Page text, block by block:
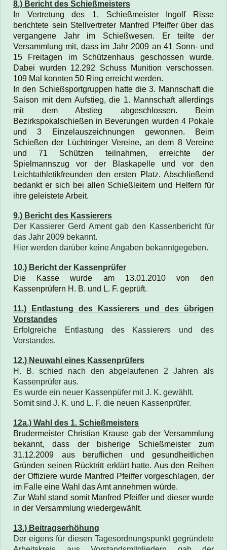
8.) Bericht des Schießmeisters
In Vertretung des 1. Schießmeister Ingolf Risse
berichtete sein Stellvertreter Manfred Pfeiffer über das
vergangene Jahr im Schießwesen. Er teilte der
Versammlung mit, dass im Jahr 2009 an 41 Sonn- und
15 Freitagen im Schützenhaus geschossen wurde.
Dabei wurden 12.292 Schuss Munition verschossen.
109 Mal konnten 50 Ring erreicht werden.
In den Schießsportgruppen hatte die 3. Mannschaft die
Saison mit dem Aufstieg, die 1. Mannschaft allerdings
mit dem Abstieg abgeschlossen. Beim
Bezirkspokalschießen in Beverungen wurden 4 Pokale
und 3 Einzelauszeichnungen gewonnen. Beim
Schießen der Lüchtringer Vereine, an dem 8 Vereine
und 71 Schützen teilnahmen, erreichte der
Spielmannszug vor der Blaskapelle und vor den
Leichtathletikfreunden den ersten Platz. Abschließend
bedankt er sich bei allen Schießleitern und Helfern für
ihre geleistete Arbeit.
9.) Bericht des Kassierers
Der Kassierer Gerd Ament gab den Kassenbericht für
das Jahr 2009 bekannt.
Hier werden darüber keine Angaben bekanntgegeben.
10.) Bericht der Kassenprüfer
Die Kasse wurde am 13.01.2010 von den
Kassenprüfern H. B. und L. F. geprüft.
11.) Entlastung des Kassierers und des übrigen
Vorstandes
Erfolgreiche Entlastung des Kassierers und des
Vorstandes.
12.) Neuwahl eines Kassenprüfers
H. B. schied nach den abgelaufenen 2 Jahren als
Kassenprüfer aus.
Es wurde ein neuer Kassenpüfer mit J. K. gewählt.
Somit sind J. K. und L. F. die neuen Kassenprüfer.
12a.) Wahl des 1. Schießmeisters
Brudermeister Christian Krause gab der Versammlung
bekannt, dass der bisherige Schießmeister zum
31.12.2009 aus beruflichen und gesundheitlichen
Gründen seinen Rücktritt erklärt hatte. Aus den Reihen
der Offiziere wurde Manfred Pfeiffer vorgeschlagen, der
im Falle eine Wahl das Amt annehmen würde.
Zur Wahl stand somit Manfred Pfeiffer und dieser wurde
in der Versammlung wiedergewählt.
13.) Beitragserhöhung
Der eigens für diesen Tagesordnungspunkt gegründete